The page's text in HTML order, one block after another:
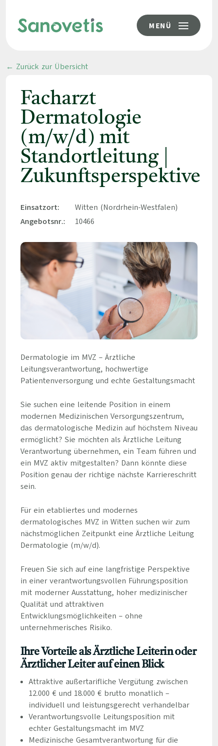
MENÜ
← Zurück zur Übersicht
Facharzt
Dermatologie
(m/w/d) mit
Standortleitung |
Zukunftsperspektive
Einsatzort:
Witten (Nordrhein-Westfalen)
Angebotsnr.:
10466
Dermatologie im MVZ – Ärztliche
Leitungsverantwortung, hochwertige
Patientenversorgung und echte Gestaltungsmacht
Sie suchen eine leitende Position in einem
modernen Medizinischen Versorgungszentrum,
das dermatologische Medizin auf höchstem Niveau
ermöglicht? Sie möchten als Ärztliche Leitung
Verantwortung übernehmen, ein Team führen und
ein MVZ aktiv mitgestalten? Dann könnte diese
Position genau der richtige nächste Karriereschritt
sein.
Für ein etabliertes und modernes
dermatologisches MVZ in Witten suchen wir zum
nächstmöglichen Zeitpunkt eine Ärztliche Leitung
Dermatologie (m/w/d).
Freuen Sie sich auf eine langfristige Perspektive
in einer verantwortungsvollen Führungsposition
mit moderner Ausstattung, hoher medizinischer
Qualität und attraktiven
Entwicklungsmöglichkeiten – ohne
unternehmerisches Risiko.
Ihre Vorteile als Ärztliche Leiterin oder
Ärztlicher Leiter auf einen Blick
Attraktive außertarifliche Vergütung zwischen
12.000 € und 18.000 € brutto monatlich –
individuell und leistungsgerecht verhandelbar
Verantwortungsvolle Leitungsposition mit
echter Gestaltungsmacht im MVZ
Medizinische Gesamtverantwortung für die